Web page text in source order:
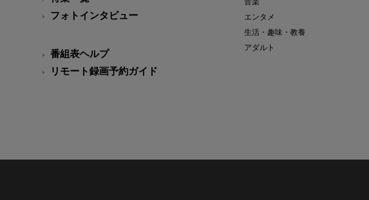
フォトインタビュー
番組表ヘルプ
リモート録画予約ガイド
エンタメ
生活・趣味・教養
アダルト